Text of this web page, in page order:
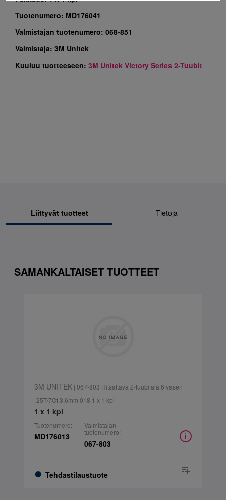
Tuotenumero: MD176041
Valmistajan tuotenumero: 068-851
Valmistaja: 3M Unitek
Kuuluu tuotteeseen: 3M Unitek Victory Series 2-Tuubit
Liittyvät tuotteet Tietoja
SAMANKALTAISET TUOTTEET
3M UNITEK| 067-803 Hitsattava 2-tuubi ala 6 vasen
-25T/7Of 3.6mm 018 1 x 1 kpl
1 x 1 kpl
Tuotenumero:
MD176013
Tehdastilaustuote
Valmistajan
tuotenumero:
067-803